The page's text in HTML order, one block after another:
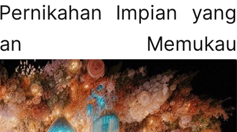
Impian yang
Memukau